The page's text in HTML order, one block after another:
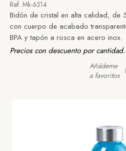
Ref. Mk-6314
Bidón de cristal en alta calidad,
con cuerpo de acabado
BPA y tapón a rosca en acero inox.
Precios con descuento por
Añádeme
a favoritos